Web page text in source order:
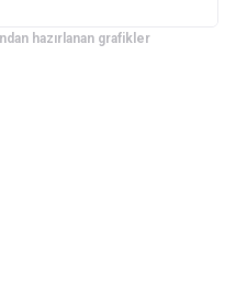
hazırlanan grafikler